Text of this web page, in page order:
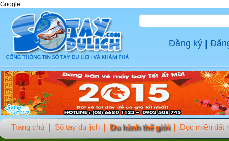
Google+
Đăng ký
Trang chủ Sổ tay du lịch Du hành thế giới Dọc miền đất